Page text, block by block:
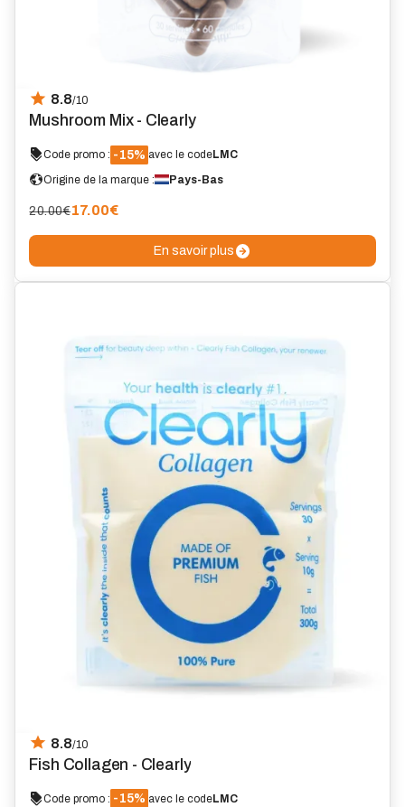
8.8/10
Mushroom Mix - Clearly
Code promo : -15% avec le codeLMC
Origine de la marque :
Pays-Bas
20.00€17.00€
En savoir plus
8.8/10
Fish Collagen - Clearly
Code promo : -15% avec le codeLMC